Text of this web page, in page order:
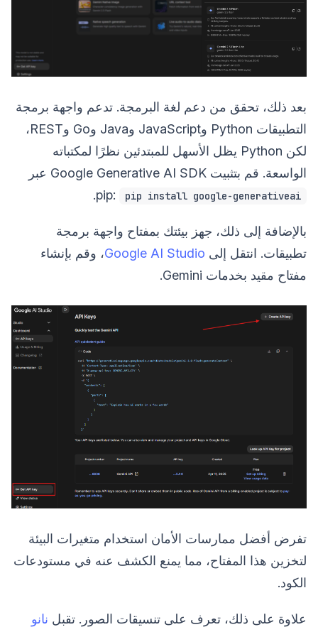
بعد ذلك، تحقق من دعم لغة البرمجة. تدعم واجهة برمجة
التطبيقات Python وJavaScript وJava وGo وREST،
لكن Python يظل الأسهل للمبتدئين نظرًا لمكتباته
الواسعة. قم بتثبيت Google Generative AI SDK عبر
pip:
pip install google-generativeai
.
بالإضافة إلى ذلك، جهز بيئتك بمفتاح واجهة برمجة
تطبيقات. انتقل إلى Google AI Studio، وقم بإنشاء
مفتاح مقيد بخدمات Gemini.
تفرض أفضل ممارسات الأمان استخدام متغيرات البيئة
لتخزين هذا المفتاح، مما يمنع الكشف عنه في مستودعات
الكود.
علاوة على ذلك، تعرف على تنسيقات الصور. تقبل نانو